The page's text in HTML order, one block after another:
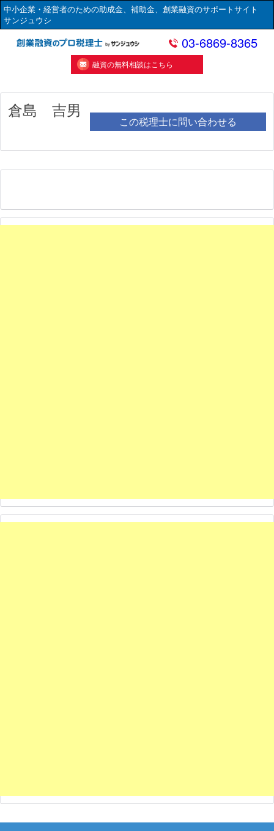
中小企業・経営者のための助成金、補助金、創業融資のサポートサイト
サンジュウシ
03-6869-8365
融資の無料相談はこちら
倉島 吉男
この税理士に問い合わせる